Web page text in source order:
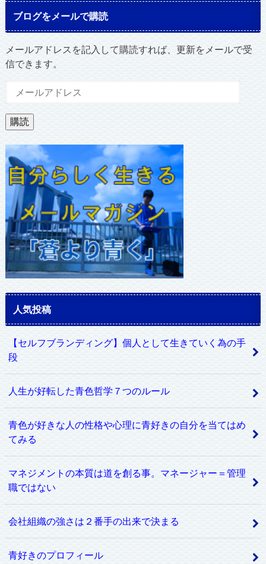
ブログをメールで購読
メールアドレスを記入して購読すれば、更新をメールで受
信できます。
ル
ア
ド
レ
ス
購読
人気投稿
【セルフブランディング】個人として生きていく為の手
段
人生が好転した青色哲学７つのルール
青色が好きな人の性格や心理に青好きの自分を当てはめ
てみる
マネジメントの本質は道を創る事。マネージャー＝管理
職ではない
会社組織の強さは２番手の出来で決まる
青好きのプロフィール